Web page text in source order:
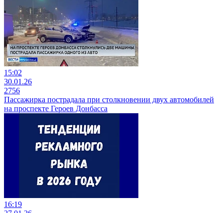
15:02
30.01.26
2756
Пассажирка пострадала при столкновении двух автомобилей
на проспекте Героев Донбасса
16:19